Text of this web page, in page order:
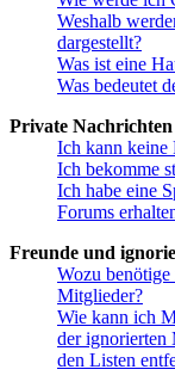
Weshalb
dargestellt?
Was ist eine
Was bedeutet
Private Nachrichten
Ich kann keine
Ich bekomme
Ich habe eine
Forums
Freunde und
Wozu
Mitglieder?
Wie kann ich
der ignorierten
den Listen